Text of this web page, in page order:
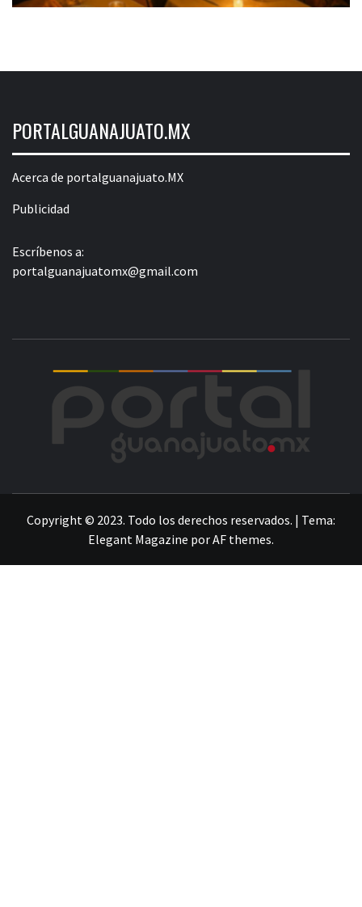
PORTALGUANAJUATO.MX
Acerca de portalguanajuato.MX
Publicidad
Escríbenos a:
portalguanajuatomx@gmail.com
Copyright © 2023. Todo los derechos reservados. | Tema:
Elegant Magazine porAF themes.